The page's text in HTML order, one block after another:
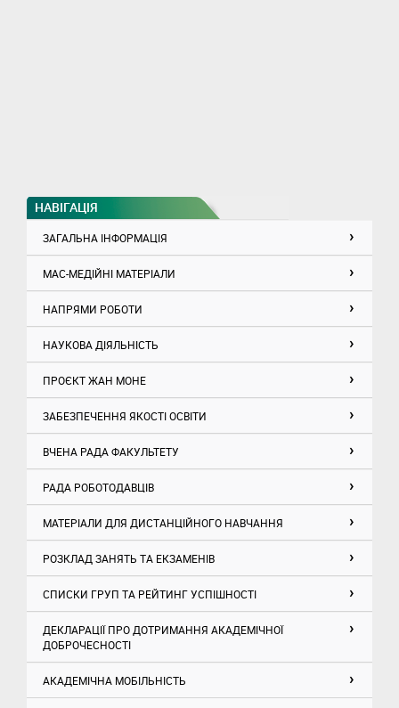
НАВІГАЦІЯ
ЗАГАЛЬНА ІНФОРМАЦІЯ
МАС-МЕДІЙНІ МАТЕРІАЛИ
НАПРЯМИ РОБОТИ
НАУКОВА ДІЯЛЬНІСТЬ
ПРОЄКТ ЖАН МОНЕ
ЗАБЕЗПЕЧЕННЯ ЯКОСТІ ОСВІТИ
ВЧЕНА РАДА ФАКУЛЬТЕТУ
РАДА РОБОТОДАВЦІВ
МАТЕРІАЛИ ДЛЯ ДИСТАНЦІЙНОГО НАВЧАННЯ
РОЗКЛАД ЗАНЯТЬ ТА ЕКЗАМЕНІВ
СПИСКИ ГРУП ТА РЕЙТИНГ УСПІШНОСТІ
ДЕКЛАРАЦІЇ ПРО ДОТРИМАННЯ АКАДЕМІЧНОЇ
ДОБРОЧЕСНОСТІ
АКАДЕМІЧНА МОБІЛЬНІСТЬ